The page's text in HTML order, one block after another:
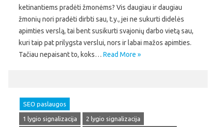
ketinantiems pradėti žmonėms? Vis daugiau ir daugiau
žmonių nori pradėti dirbti sau, t.y., jei ne sukurti didelės
apimties verslą, tai bent susikurti svajonių darbo vietą sau,
kuri taip pat prilygsta verslui, nors ir labai mažos apimties.
Tačiau nepaisant to, koks… Read More »
SEO paslaugos
1 lygio signalizacija
2 lygio signalizacija